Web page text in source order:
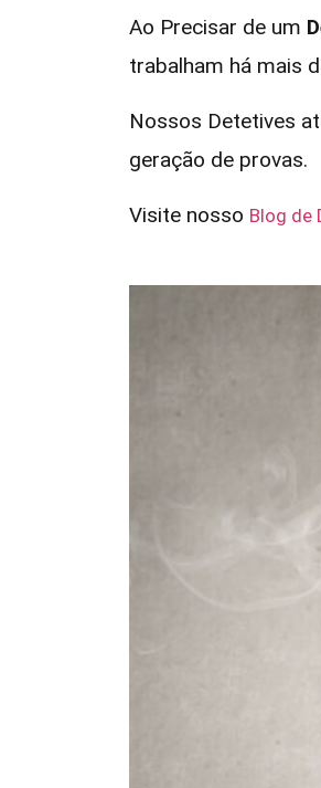
Ao Precisar de um
trabalham há mais
Nossos Detetives
geração de provas.
Visite nosso Blog de